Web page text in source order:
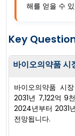
해를 얻을 수
Key
바이오의약품 시
바이오의약품 시
2031년 7,122억 9
2024년부터 2031
전망됩니다.